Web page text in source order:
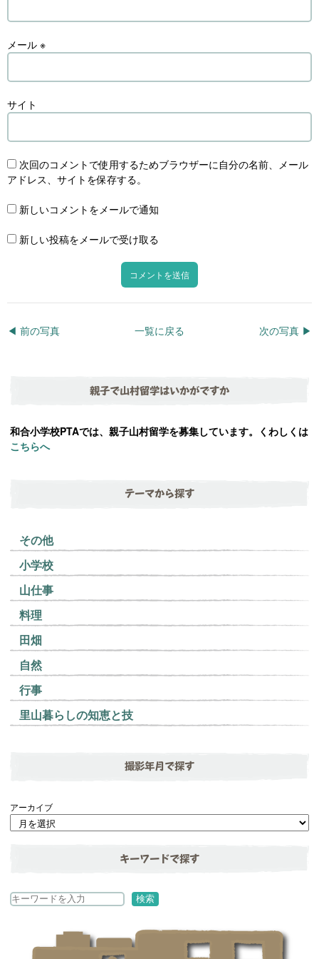
メール ※
サイト
次回のコメントで使用するためブラウザーに自分の名前、メール
アドレス、サイトを保存する。
新しいコメントをメールで通知
新しい投稿をメールで受け取る
◀︎ 前の写真 次の写真 ▶︎
一覧に戻る
親子で山村留学はいかがですか
和合小学校PTAでは、親子山村留学を募集しています。くわしくは
こちらへ
テーマから探す
その他
小学校
山仕事
料理
田畑
自然
行事
里山暮らしの知恵と技
撮影年月で探す
アーカイブ
キーワードで探す
検
検索